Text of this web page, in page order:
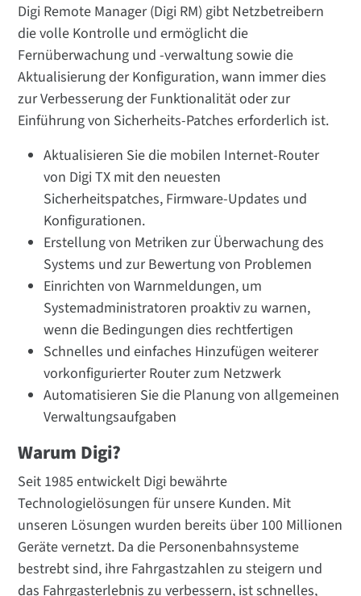
Digi Remote Manager (Digi RM) gibt Netzbetreibern
die volle Kontrolle und ermöglicht die
Fernüberwachung und -verwaltung sowie die
Aktualisierung der Konfiguration, wann immer dies
zur Verbesserung der Funktionalität oder zur
Einführung von Sicherheits-Patches erforderlich ist.
Aktualisieren Sie die mobilen Internet-Router
von Digi TX mit den neuesten
Sicherheitspatches, Firmware-Updates und
Konfigurationen.
Erstellung von Metriken zur Überwachung des
Systems und zur Bewertung von Problemen
Einrichten von Warnmeldungen, um
Systemadministratoren proaktiv zu warnen,
wenn die Bedingungen dies rechtfertigen
Schnelles und einfaches Hinzufügen weiterer
vorkonfigurierter Router zum Netzwerk
Automatisieren Sie die Planung von allgemeinen
Verwaltungsaufgaben
Warum Digi?
Seit 1985 entwickelt Digi bewährte
Technologielösungen für unsere Kunden. Mit
unseren Lösungen wurden bereits über 100 Millionen
Geräte vernetzt. Da die Personenbahnsysteme
bestrebt sind, ihre Fahrgastzahlen zu steigern und
das Fahrgasterlebnis zu verbessern, ist schnelles,